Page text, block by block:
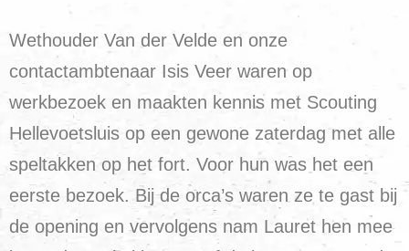
Wethouder Van der Velde en onze
contactambtenaar Isis Veer waren op
werkbezoek en maakten kennis met Scouting
Hellevoetsluis op een gewone zaterdag met alle
speltakken op het fort. Voor hun was het een
eerste bezoek. Bij de orca’s waren ze te gast bij
de opening en vervolgens nam Lauret hen mee